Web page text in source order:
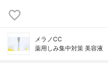
メラノCC
薬用しみ集中対策 美容液